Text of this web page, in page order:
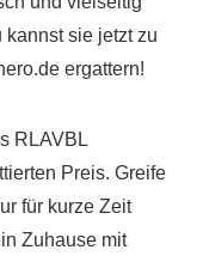
sie jetzt zu
ergattern!
RLAVBL
Preis. Greife
für kurze Zeit
Zuhause mit